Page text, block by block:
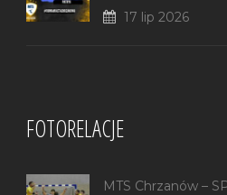
17 lip 2026
FOTORELACJE
MTS Chrzanów –